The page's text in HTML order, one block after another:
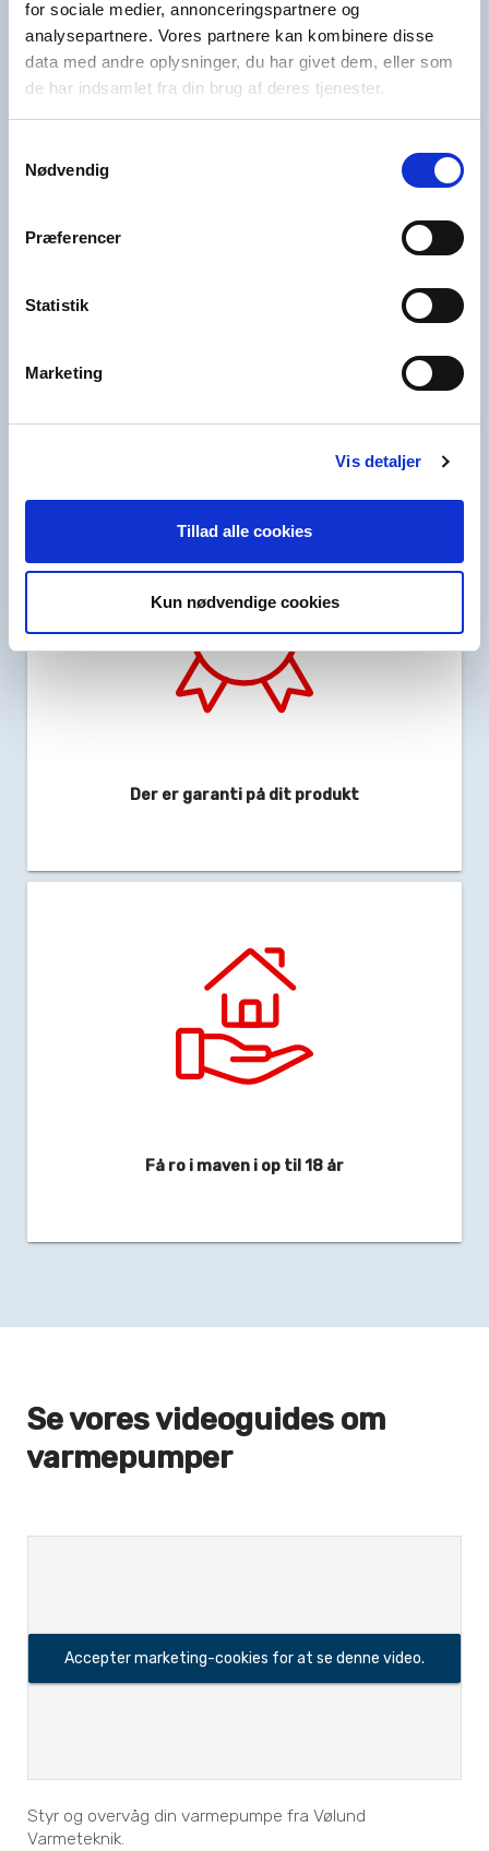
for sociale medier, annonceringspartnere og
analysepartnere. Vores partnere kan kombinere disse
data med andre oplysninger, du har givet dem, eller som
de har indsamlet fra din brug af deres tjenester.
Nødvendig
Præferencer
Statistik
Marketing
Vis detaljer
Tillad alle cookies
Kun nødvendige cookies
Bestil service­­­abonnement
Spørgsmål til din booking?
Der er garanti på dit produkt
Få ro i maven i op til 18 år
Se vores videoguides om
varmepumper
Styr og overvåg din varmepumpe fra Vølund
Varmeteknik.
Accepter marketing-cookies for at se denne video.